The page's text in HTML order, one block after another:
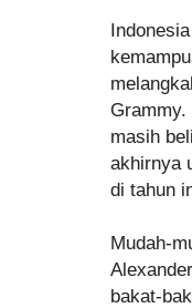
Grammy.
masih
akhirnya
di tahun
Mudah-
bakat-